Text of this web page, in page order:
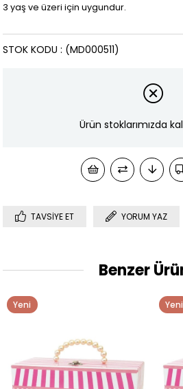
3 yaş ve üzeri için uygundur.
(MD000511)
STOK KODU
Ürün stoklarımızda
TAVSIYE ET YORUM YAZ
Benzer
Yeni
Yeni